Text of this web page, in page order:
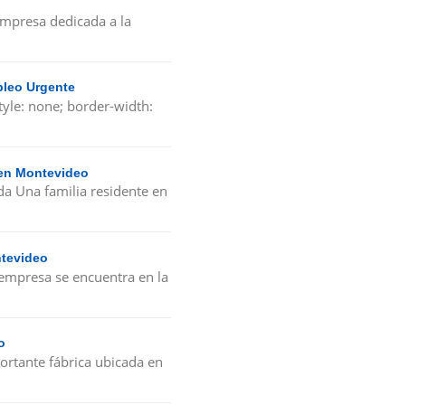
dedicada a la
Urgente
none; border-width:
Montevideo
Una familia residente en
se encuentra en la
fábrica ubicada en